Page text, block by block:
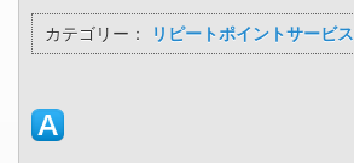
カテゴリー： リピートポイントサービス